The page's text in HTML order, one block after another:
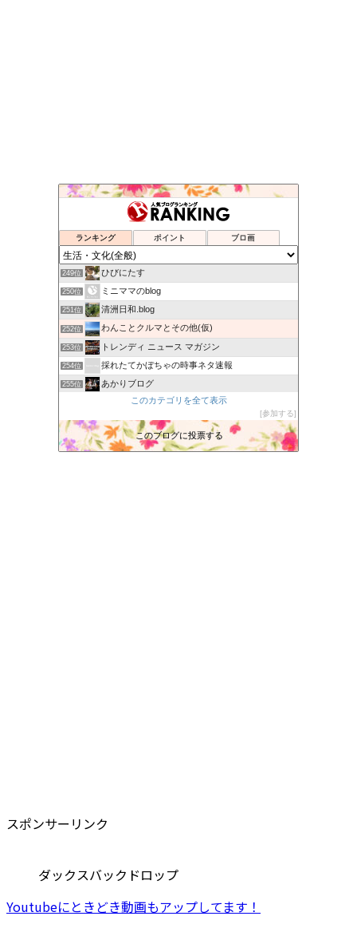
ランキング ポイント ブロ画
245位 おかざり庵Blog
tamoログ！？
247位 AFT SHOP
248位 skog BLOG
249位 ひびにたす
250位 ミニママのblog
251位 清洲日和.blog
252位 わんことクルマとその他(仮)
253位 トレンディ ニュース マガジン
254位 採れたてかぼちゃの時事ネタ速報
255位 あかりブログ
北の大地からのおくりもの
257位 Piyo Studio ぴよスタジオ
258位 三度目の正直
このカテゴリを全て表示
参加する
このブログに投票する
スポンサーリンク
ダックスバックドロップ
Youtubeにときどき動画もアップしてます！